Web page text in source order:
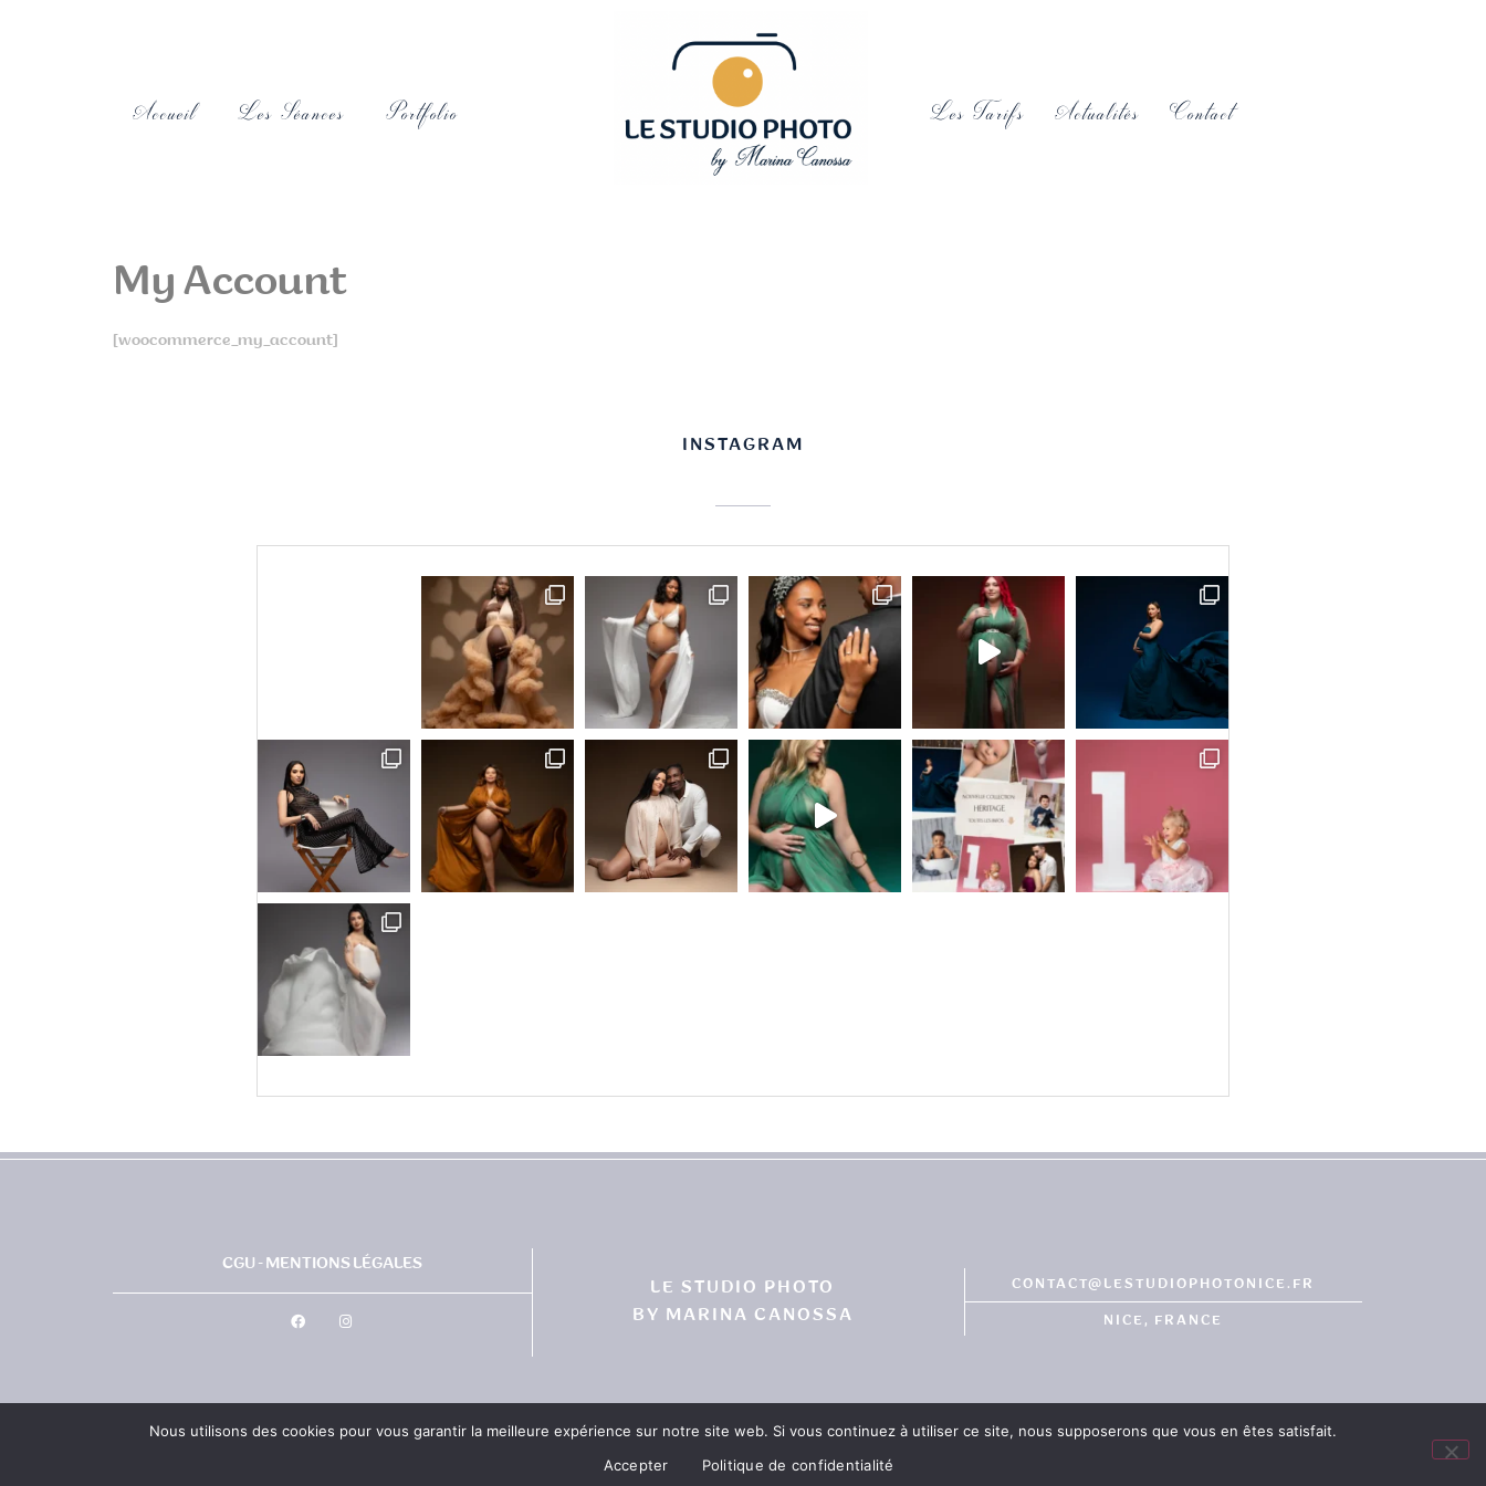
Accueil Les Séances Portfolio Les Tarifs Actualités Contact
My Account
[woocommerce_my_account]
INSTAGRAM
CGU - MENTIONS LÉGALES
LE STUDIO PHOTO
BY MARINA CANOSSA
CONTACT@LESTUDIOPHOTONICE.FR
NICE, FRANCE
Nous utilisons des cookies pour vous garantir la meilleure expérience sur notre site web. Si vous continuez à utiliser ce site, nous supposerons que vous en êtes satisfait.
Accepter
Politique de confidentialité